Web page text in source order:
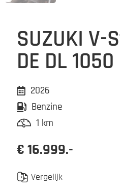
SUZUKI V-
DE DL 1050
2026
Benzine
1 km
€ 16.999.-
Vergelijk